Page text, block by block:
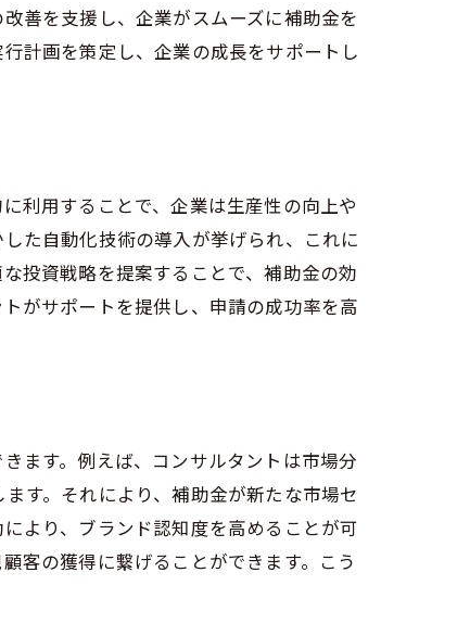
善を支援し、企業がスムーズに補助金を
計画を策定し、企業の成長をサポートし
利用することで、企業は生産性の向上や
た自動化技術の導入が挙げられ、これに
投資戦略を提案することで、補助金の効
がサポートを提供し、申請の成功率を高
ます。例えば、コンサルタントは市場分
す。それにより、補助金が新たな市場セ
より、ブランド認知度を高めることが可
客の獲得に繋げることができます。こう